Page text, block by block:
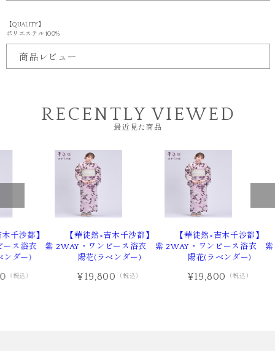
【QUALITY】
ポリエステル 100%
商品レビュー
RECENTLY VIEWED
最近見た商品
千沙都】
ース浴衣 紫
ンダー)
（税込）
【華徒然×吉木千沙都】
2WAY・ワンピース浴衣 紫
陽花(ラベンダー)
¥19,800 （税込）
【華徒然×吉木千沙都】
2WAY・ワンピース浴衣 紫
陽花(ラベンダー)
¥19,800 （税込）